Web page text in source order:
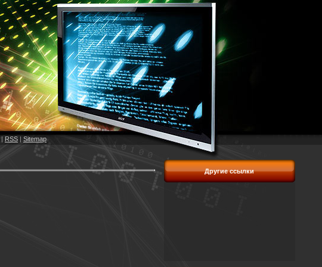
| RSS | Sitemap
Другие ссылки